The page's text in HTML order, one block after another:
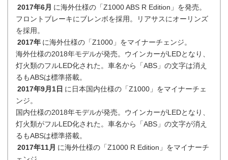
2017年6月 に海外仕様の「Z1000 ABS R Edition」を発売。
フロントブレーキにブレンボを採用。リアサスにオーリンズ
を採用。
2017年 に海外仕様の「Z1000」をマイナーチェンジ。
海外仕様の2018年モデルが発売。ウインカーがLEDとなり、
灯火類のフルLED化された。車名から「ABS」の文字は消え
るもABSは標準搭載。
2017年9月1日 に日本国内仕様の「Z1000」をマイナーチェ
ンジ。
国内仕様の2018年モデルが発売。ウインカーがLEDとなり、
灯火類がフルLED化された。車名から「ABS」の文字が消え
るもABSは標準搭載。
2017年11月 に海外仕様の「Z1000 R Edition」をマイナーチ